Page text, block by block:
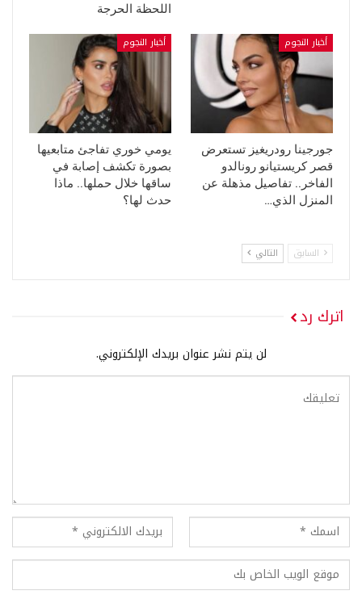
اللحظة الحرجة
أخبار النجوم
جورجينا رودريغيز تستعرض
قصر كريستيانو رونالدو
الفاخر.. تفاصيل مذهلة عن
المنزل الذي…
أخبار النجوم
يومي خوري تفاجئ متابعيها
بصورة تكشف إصابة في
ساقها خلال حملها.. ماذا
حدث لها؟
السابق التالي
اترك رد
لن يتم نشر عنوان بريدك الإلكتروني.